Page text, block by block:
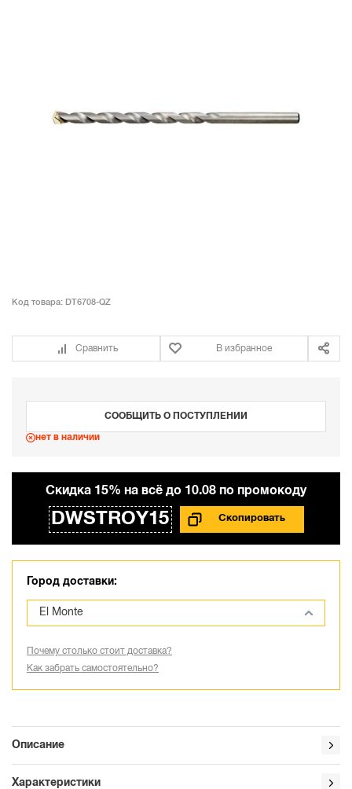
Код товара: DT6708-QZ
Сравнить В избранное
СООБЩИТЬ О ПОСТУПЛЕНИИ
нет в наличии
Cкидка 15% на всё до 10.08 по промокоду
DWSTROY15
Город доставки:
El Monte
Почему столько стоит доставка?
Как забрать самостоятельно?
Описание
Характеристики